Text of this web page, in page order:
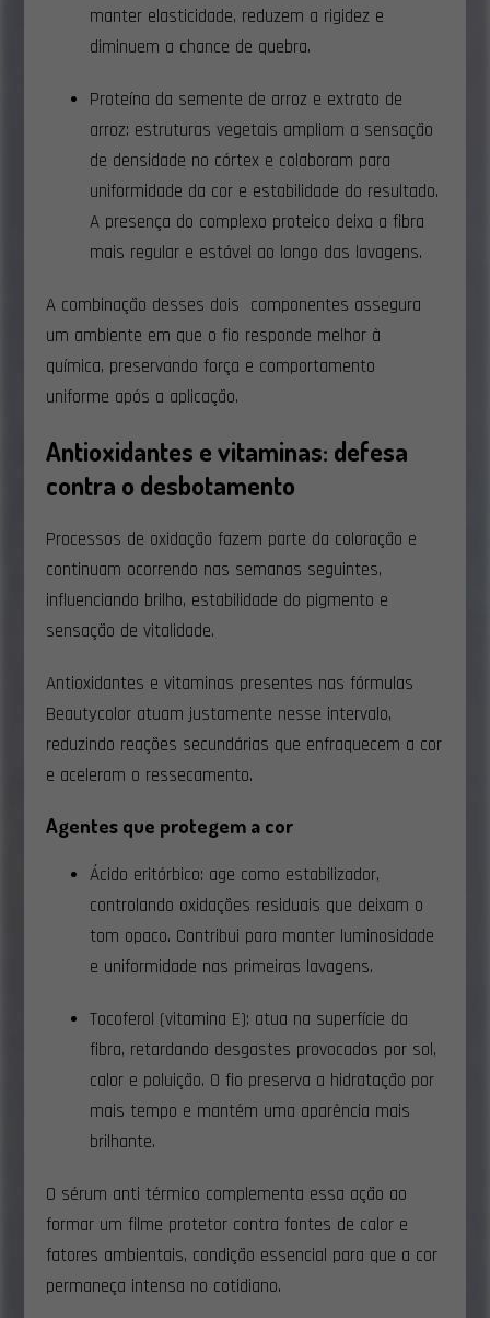
manter elasticidade, reduzem a rigidez e
diminuem a chance de quebra.
Proteína da semente de arroz e extrato de
arroz: estruturas vegetais ampliam a sensação
de densidade no córtex e colaboram para
uniformidade da cor e estabilidade do resultado.
A presença do complexo proteico deixa a fibra
mais regular e estável ao longo das lavagens.
A combinação desses dois componentes assegura
um ambiente em que o fio responde melhor à
química, preservando força e comportamento
uniforme após a aplicação.
Antioxidantes e vitaminas: defesa
contra o desbotamento
Processos de oxidação fazem parte da coloração e
continuam ocorrendo nas semanas seguintes,
influenciando brilho, estabilidade do pigmento e
sensação de vitalidade.
Antioxidantes e vitaminas presentes nas fórmulas
Beautycolor atuam justamente nesse intervalo,
reduzindo reações secundárias que enfraquecem a cor
e aceleram o ressecamento.
Agentes que protegem a cor
Ácido eritórbico: age como estabilizador,
controlando oxidações residuais que deixam o
tom opaco. Contribui para manter luminosidade
e uniformidade nas primeiras lavagens.
Tocoferol (vitamina E): atua na superfície da
fibra, retardando desgastes provocados por sol,
calor e poluição. O fio preserva a hidratação por
mais tempo e mantém uma aparência mais
brilhante.
O sérum anti térmico complementa essa ação ao
formar um filme protetor contra fontes de calor e
fatores ambientais, condição essencial para que a cor
permaneça intensa no cotidiano.